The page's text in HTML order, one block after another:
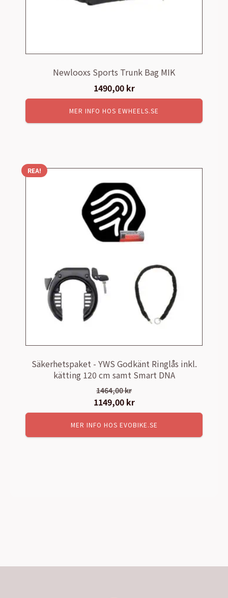
Newlooxs Sports Trunk Bag MIK
1490,00 kr
MER INFO HOS EWHEELS.SE
REA!
Säkerhetspaket - YWS Godkänt Ringlås inkl.
kätting 120 cm samt Smart DNA
1464,00kr
Det
ursprungliga
priset
var:
1149,00 krDet
nuvarande
priset
är:
MER INFO HOS EVOBIKE.SE